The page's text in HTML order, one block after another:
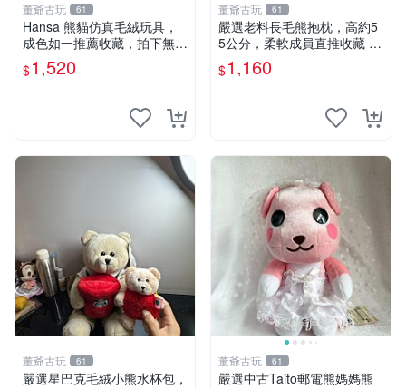
董爺古玩 61
Hansa 熊貓仿真毛絨玩具，
成色如一推薦收藏，拍下無疑
心 熊貓 毛絨玩具 收藏
$1,520
董爺古玩 61
嚴選老料長毛熊抱枕，高約5
5公分，柔軟成員直推收藏 長
毛熊 柔軟熊抱枕 55公分
$1,160
董爺古玩 61
嚴選星巴克毛絨小熊水杯包，
董爺古玩 61
嚴選中古Taito郵電熊媽媽熊